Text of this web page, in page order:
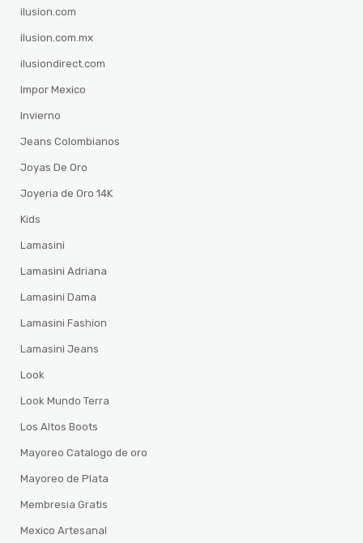
ilusion.com
ilusion.com.mx
ilusiondirect.com
Impor Mexico
Invierno
Jeans Colombianos
Joyas De Oro
Joyeria de Oro 14K
Kids
Lamasini
Lamasini Adriana
Lamasini Dama
Lamasini Fashion
Lamasini Jeans
Look
Look Mundo Terra
Los Altos Boots
Mayoreo Catalogo de oro
Mayoreo de Plata
Membresia Gratis
Mexico Artesanal